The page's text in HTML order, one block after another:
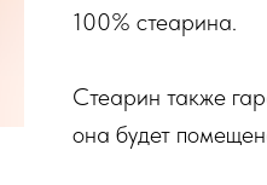
100% стеарина.
Стеарин также
она будет